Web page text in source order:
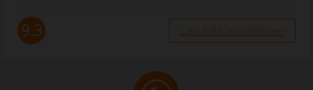
9.3 Læs hele anmeldelsen